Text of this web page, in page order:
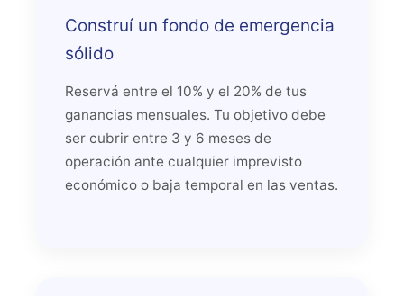
Construí un fondo de emergencia
sólido
Reservá entre el 10% y el 20% de tus
ganancias mensuales. Tu objetivo debe
ser cubrir entre 3 y 6 meses de
operación ante cualquier imprevisto
económico o baja temporal en las ventas.